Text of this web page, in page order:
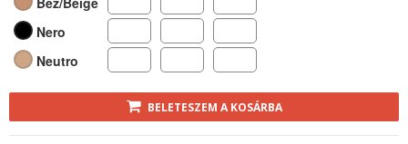
Nero
Neutro
BELETESZEM A KOSÁRBA